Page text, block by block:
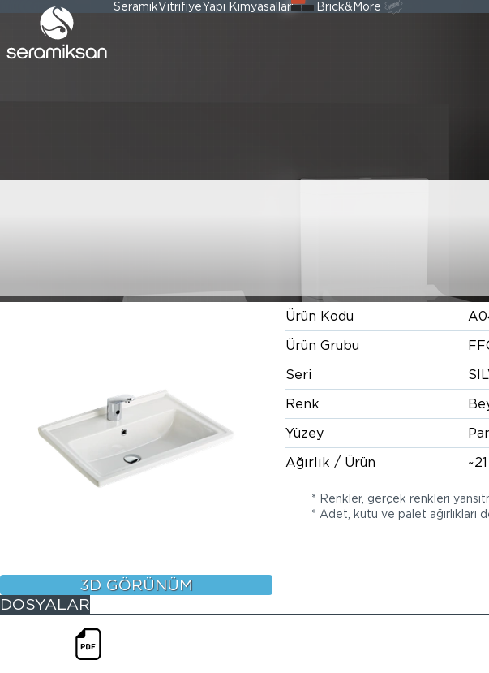
SeramikVitrifiyeYapı Kimyasalları Brick&More
LAVABO 65CM
3D GÖRÜNÜM
Ürün Kodu
Ürün Grubu
Seri
Renk
Yüzey
Ağırlık / Ürün
* Renkler, gerçek renkleri
* Adet, kutu ve palet ağırlıkları
DOSYALAR